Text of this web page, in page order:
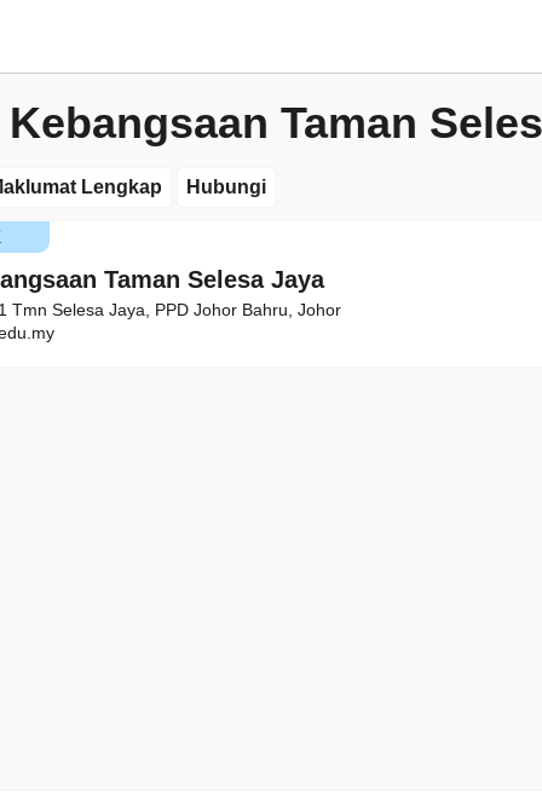
Taman
Lengkap Hubungi
Taman Selesa Jaya
Tmn Selesa Jaya, PPD Johor Bahru, Johor